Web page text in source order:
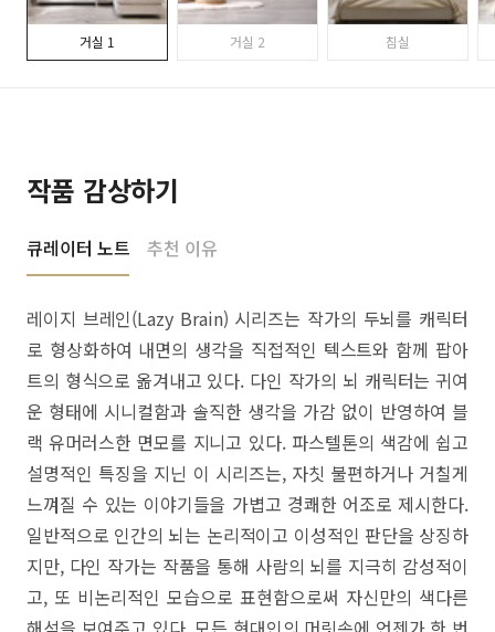
거실 1 거실 2 침실
작품 감상하기
큐레이터 노트 추천 이유
레이지 브레인(Lazy Brain) 시리즈는 작가의 두뇌를 캐릭터
로 형상화하여 내면의 생각을 직접적인 텍스트와 함께 팝아
트의 형식으로 옮겨내고 있다. 다인 작가의 뇌 캐릭터는 귀여
운 형태에 시니컬함과 솔직한 생각을 가감 없이 반영하여 블
랙 유머러스한 면모를 지니고 있다. 파스텔톤의 색감에 쉽고
설명적인 특징을 지닌 이 시리즈는, 자칫 불편하거나 거칠게
느껴질 수 있는 이야기들을 가볍고 경쾌한 어조로 제시한다.
일반적으로 인간의 뇌는 논리적이고 이성적인 판단을 상징하
지만, 다인 작가는 작품을 통해 사람의 뇌를 지극히 감성적이
고, 또 비논리적인 모습으로 표현함으로써 자신만의 색다른